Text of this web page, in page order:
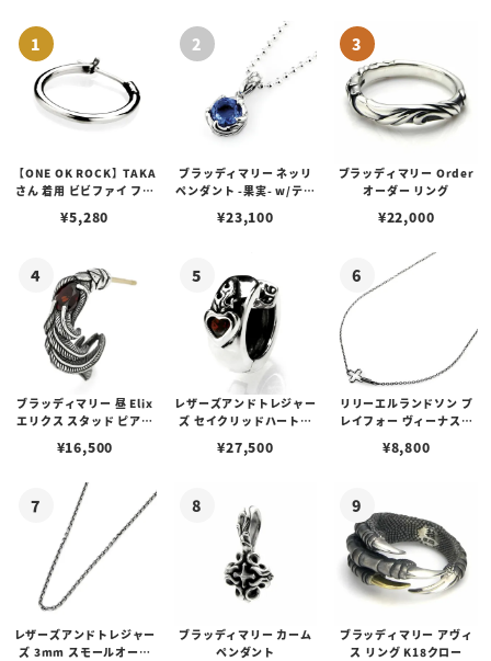
【ONE OK ROCK】TAKA
さん 着用 ビビファイ フー
¥5,280
ブラッディマリー ネッリ
ペンダント -果実- w/ティ
¥23,100
ブラッディマリー Order
オーダー リング
¥22,000
ブラッディマリー 昼 Elix
エリクス スタッド ピアス
¥16,500
レザーズアンドトレジャー
ズ セイクリッドハートピ
¥27,500
リリーエルランドソン プ
レイフォー ヴィーナスチ
¥8,800
レザーズアンドトレジャー
ズ 3mm スモールオーバ
ブラッディマリー カーム
ペンダント
ブラッディマリー アヴィ
ス リング K18クロー